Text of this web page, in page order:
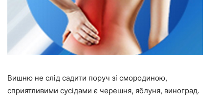
Вишню не слід садити поруч зі смородиною,
сприятливими сусідами є черешня, яблуня, виноград.